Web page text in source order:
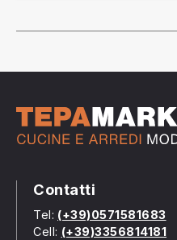
Contatti
Tel: (+39)0571581683
Cell: (+39)3356814181